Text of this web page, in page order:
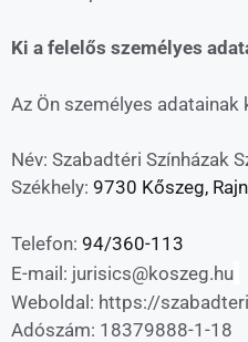
Ki a felelős személyes
Az Ön személyes adatainak
Név: Szabadtéri Színházak
Székhely: 9730 Kőszeg,
Telefon: 94/360-113
E-mail: jurisics@koszeg.hu
Weboldal: https://
Adószám: 18379888-1-18